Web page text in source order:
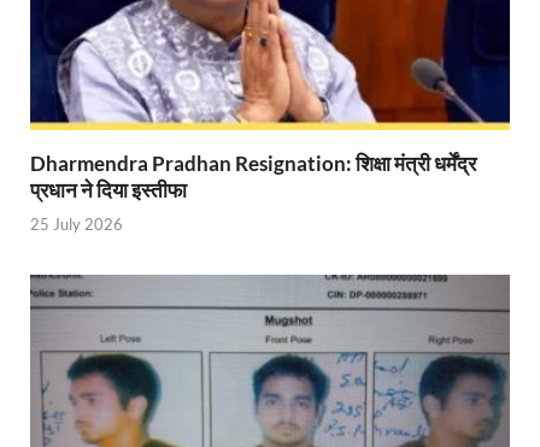
Women E Rickshaw Pilots: यूपी में तैयार हो रही
Mann Ki Baat: प्रधानमंत्री नरेंद्र मोदी ने देशवासियों
Jewar International Airport: यूपी में विकास अब घोषणा
UP Anganwadi: मुख्यमंत्री योगी आदित्यनाथ को
MMMUT Girls Hostel: एमएमएमयूटी में साइबर फोरेंसिक
Indian Railway Action: भारतीय रेलवे की बड़ी करवाई,
NCBC Chairman: साध्वी निरंजन ज्योति बनी राष्ट्रीय
मिलावटखोरों पर और कसेगा सरकार का शिकंजा
Dharmendra Pradhan Resignation: शिक्षा मंत्री धर्मेंद्र
प्रधान ने दिया इस्तीफा
25 July 2026